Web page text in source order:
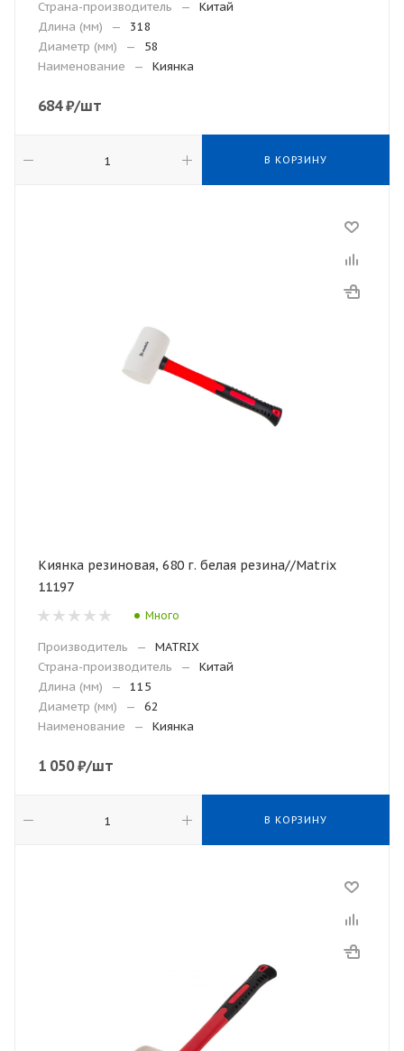
Страна-производитель —
Китай
Длина (мм)
—
318
Диаметр (мм)
—
58
Наименование
— Киянка
684₽/шт
В КОРЗИНУ
Киянка резиновая, 680 г. белая резина//Matrix
11197
Много
Производитель —
MATRIX
Страна-производитель
—
Китай
Длина (мм)
—
115
Диаметр (мм)
—
62
Наименование
— Киянка
1 050₽/шт
В КОРЗИНУ